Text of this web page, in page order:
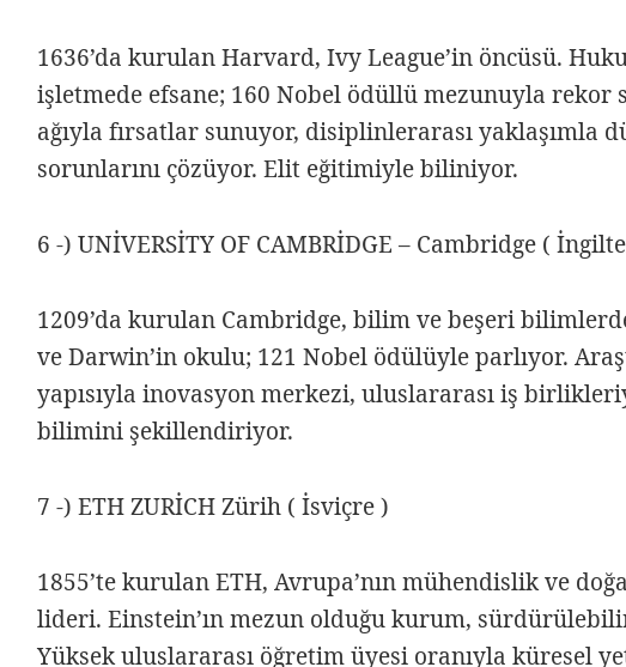
1636’da kurulan Harvard, Ivy League’in öncüsü.
işletmede efsane; 160 Nobel ödüllü mezunuyla rekor
ağıyla fırsatlar sunuyor, disiplinlerarası yaklaşımla
sorunlarını çözüyor. Elit eğitimiyle biliniyor.
6 -) UNİVERSİTY OF CAMBRİDGE – Cambridge (
1209’da kurulan Cambridge, bilim ve beşeri
ve Darwin’in okulu; 121 Nobel ödülüyle parlıyor.
yapısıyla inovasyon merkezi, uluslararası iş
bilimini şekillendiriyor.
7 -) ETH ZURİCH Zürih ( İsviçre )
1855’te kurulan ETH, Avrupa’nın mühendislik ve
lideri. Einstein’ın mezun olduğu kurum,
Yüksek uluslararası öğretim üyesi oranıyla küresel